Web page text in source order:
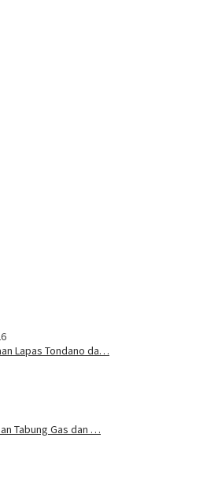
Lapas Tondano da…
Tabung Gas dan …